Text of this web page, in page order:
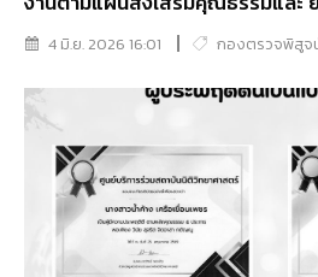
บุคลากรที่มีความประพฤติดี และหน่ว
เคลื่อนคุณธรรมตามเป้าหมาย 5 ประการ “พอเพี
สุจริต จิตอาสา กตัญญู” ประจำปีงบ
4 มิ.ย. 2026 16:01 กองตรวจพิสูจ